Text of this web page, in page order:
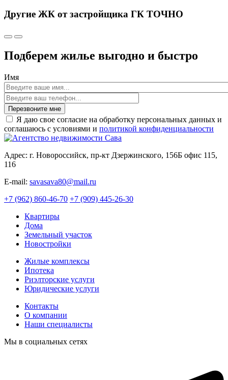
Другие ЖК от застройщика ГК ТОЧНО
Подберем жилье выгодно и быстро
Имя
Перезвоните мне
Я даю свое согласие на обработку персональных данных и
соглашаюсь с условиями и политикой конфиденциальности
Адрес: г. Новороссийск, пр-кт Дзержинского, 156Б офис 115,
116
E-mail: savasava80@mail.ru
+7 (962) 860-46-70 +7 (909) 445-26-30
Квартиры
Дома
Земельный участок
Новостройки
Жилые комплексы
Ипотека
Риэлторские услуги
Юридические услуги
Контакты
О компании
Наши специалисты
Мы в социальных сетях